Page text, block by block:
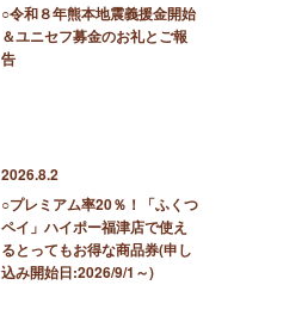
○令和８年熊本地震義援金開始
＆ユニセフ募金のお礼とご報
告
2026.8.2
○プレミアム率20％！「ふくつ
ペイ」ハイポー福津店で使え
るとってもお得な商品券(申し
込み開始日:2026/9/1～)